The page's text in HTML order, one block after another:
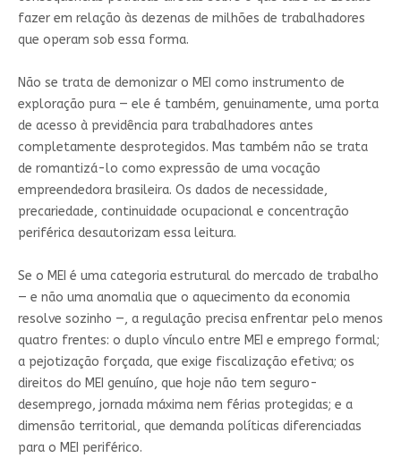
fazer em relação às dezenas de milhões de trabalhadores
que operam sob essa forma.
Não se trata de demonizar o MEI como instrumento de
exploração pura — ele é também, genuinamente, uma porta
de acesso à previdência para trabalhadores antes
completamente desprotegidos. Mas também não se trata
de romantizá-lo como expressão de uma vocação
empreendedora brasileira. Os dados de necessidade,
precariedade, continuidade ocupacional e concentração
periférica desautorizam essa leitura.
Se o MEI é uma categoria estrutural do mercado de trabalho
— e não uma anomalia que o aquecimento da economia
resolve sozinho —, a regulação precisa enfrentar pelo menos
quatro frentes: o duplo vínculo entre MEI e emprego formal;
a pejotização forçada, que exige fiscalização efetiva; os
direitos do MEI genuíno, que hoje não tem seguro-
desemprego, jornada máxima nem férias protegidas; e a
dimensão territorial, que demanda políticas diferenciadas
para o MEI periférico.